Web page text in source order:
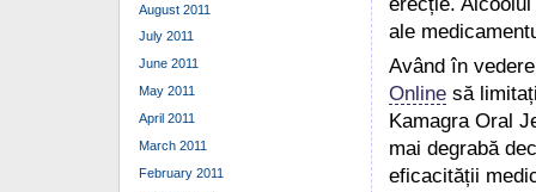
ale
Având în
Online să
Kamagra Oral
mai degrabă
eficacității
August 2011
July 2011
June 2011
May 2011
April 2011
March 2011
February 2011